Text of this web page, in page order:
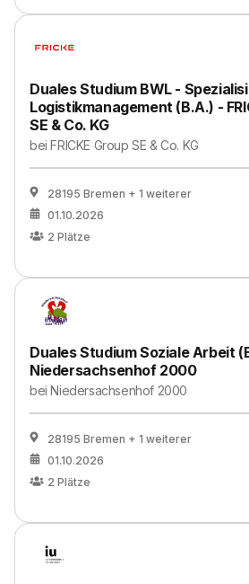
Duales Studium BWL -
Logistikmanagement (B.A.) -
SE & Co. KG
beiFRICKE Group SE & Co. KG
28195 Bremen + 1 weiterer
01.10.2026
2 Plätze
Duales Studium Soziale Arbeit
Niedersachsenhof 2000
beiNiedersachsenhof 2000
28195 Bremen + 1 weiterer
01.10.2026
2 Plätze